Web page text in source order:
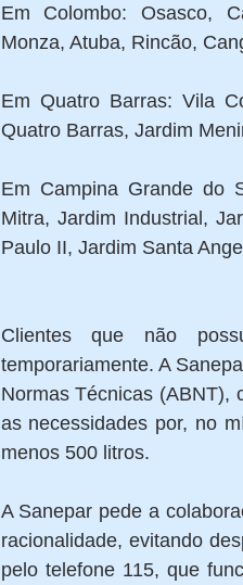
Em Colombo: Osasco,
Monza, Atuba, Rincão,
Em Quatro Barras: Vila
Quatro Barras, Jardim
Em Campina Grande do
Mitra, Jardim Industrial,
Paulo II, Jardim Santa
Clientes que não
temporariamente. A
Normas Técnicas (ABNT),
as necessidades por, no
menos 500 litros.
A Sanepar pede a
racionalidade, evitando
pelo telefone 115, que